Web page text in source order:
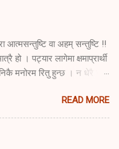
हाने होलान् उनलाई । हरेक
पुगे । तर उनको भारी
दाउराको भारी कहिल्यै ।
ढाकिदिन्छ । उनी सधैंजस्तो
आत्मसन्तुष्टि वा अहम् सन्तुष्टि !!
हो । पट्यार लागेमा क्षमाप्रार्थी
मनोरम रितु हुन्छ । न धेरै गर्मी
। अस्पतालको दैनिकीबाट टाढा
यात्राको तय हुने गर्छ। यसपटक
लागि ६ जना निस्किन्छौँ ।
READ MORE